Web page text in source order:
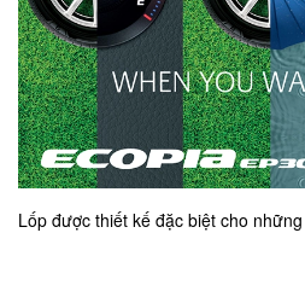
Lốp được thiết kế đặc biệt cho